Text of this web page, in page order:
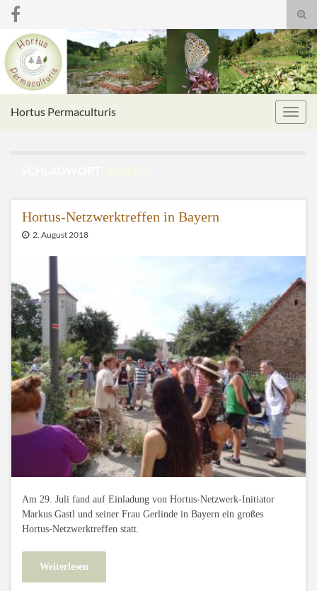
Search for:
Hortus Permaculturis
Hortus-Netzwerktreffen in Bayern
2. August 2018
Am 29. Juli fand auf Einladung von Hortus-Netzwerk-Initiator
Markus Gastl und seiner Frau Gerlinde in Bayern ein großes
Hortus-Netzwerktreffen statt.
Weiterlesen